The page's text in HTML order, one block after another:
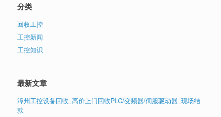
分类
回收工控
工控新闻
工控知识
最新文章
漳州工控设备回收_高价上门回收PLC/变频器/伺服驱动器_现场结
款